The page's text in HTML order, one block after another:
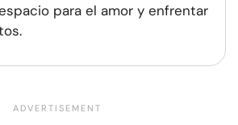
para el amor y enfrentar